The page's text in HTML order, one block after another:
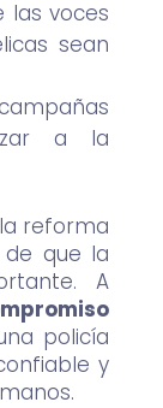
las voces
sean
a la
reforma
de que la
A
policía
y